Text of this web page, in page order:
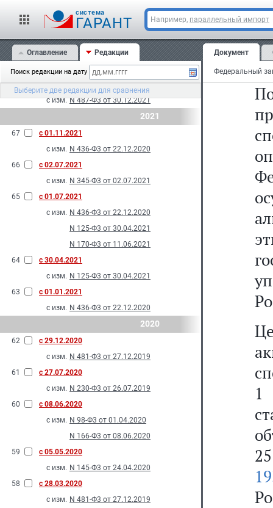
cистема
ГАРАНТ Например, параллельный импорт
Оглавление Редакции
Поиск редакции на дату
Выберите две редакции для сравнения
70
с 26.03.2022
69
с 01.03.2022
с изм. N 176-Ф3 от 11.06.2021
68
с 10.01.2022
с изм. N 487-Ф3 от 30.12.2021
2021
67
с 01.11.2021
с изм. N 436-Ф3 от 22.12.2020
66
с 02.07.2021
с изм. N 345-Ф3 от 02.07.2021
65
с 01.07.2021
с изм. N 436-Ф3 от 22.12.2020
N 125-Ф3 от 30.04.2021
N 170-Ф3 от 11.06.2021
64
с 30.04.2021
с изм. N 125-Ф3 от 30.04.2021
63
с 01.01.2021
с изм. N 436-Ф3 от 22.12.2020
2020
62
с 29.12.2020
с изм. N 481-Ф3 от 27.12.2019
61
с 27.07.2020
с изм. N 230-Ф3 от 26.07.2019
60
с 08.06.2020
с изм. N 98-Ф3 от 01.04.2020
N 166-Ф3 от 08.06.2020
59
с 05.05.2020
с изм. N 145-Ф3 от 24.04.2020
58
с 28.03.2020
с изм. N 481-Ф3 от 27.12.2019
Документ
1